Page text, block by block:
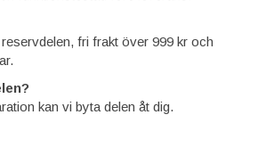
fri frakt över 999 kr och
kan vi byta delen åt dig.